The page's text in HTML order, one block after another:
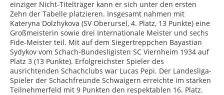
einziger Nicht-Titelträger kann er sich unter den ersten
Zehn der Tabelle platzieren. Insgesamt nahmen mit
Kateryna Dolzhykova (SV Oberursel, 4. Platz, 13 Punkte) eine
Großmeisterin sowie drei Internationale Meister und sechs
Fide-Meister teil. Mit auf dem Siegertreppchen Bayastian
Sydykov vom Schach-Bundesligisten SC Viernheim 1934 auf
Platz 3 (13 Punkte). Erfolgreichster Spieler des
ausrichtenden Schachclubs war Lucas Pepi. Der Landesliga-
Spieler der Schachfreunde Schwaigern erreichte im starken
Teilnehmerfeld mit 9 Punkten den respektablen 16. Platz.